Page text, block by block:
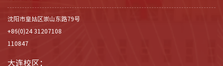
沈阳市皇姑区崇山东路79号
+86(0)24 31207108
110847
大连校区：